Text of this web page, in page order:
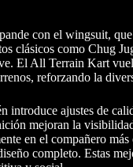
con el wingsuit,
clásicos como Chug
El All Terrain Kart
reforzando la
introduce ajustes de
mejoran la
en el compañero
completo. Estas